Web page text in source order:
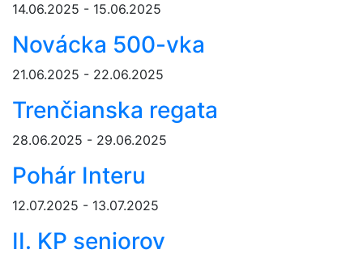
14.06.2025 - 15.06.2025
Novácka 500-vka
21.06.2025 - 22.06.2025
Trenčianska regata
28.06.2025 - 29.06.2025
Pohár Interu
12.07.2025 - 13.07.2025
II. KP seniorov